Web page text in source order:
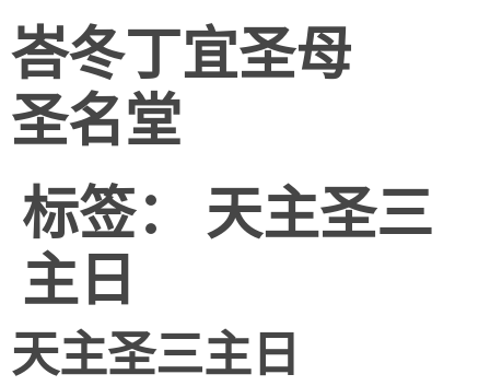
峇冬丁宜圣母
圣名堂
标签： 天主圣三
主日
天主圣三主日